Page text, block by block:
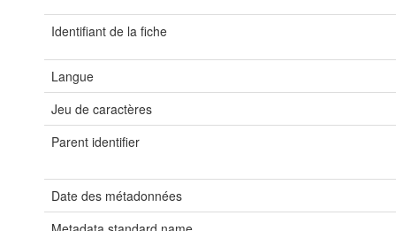
Identifiant de la fiche
Langue
Jeu de caractères
Parent identifier
Date des métadonnées